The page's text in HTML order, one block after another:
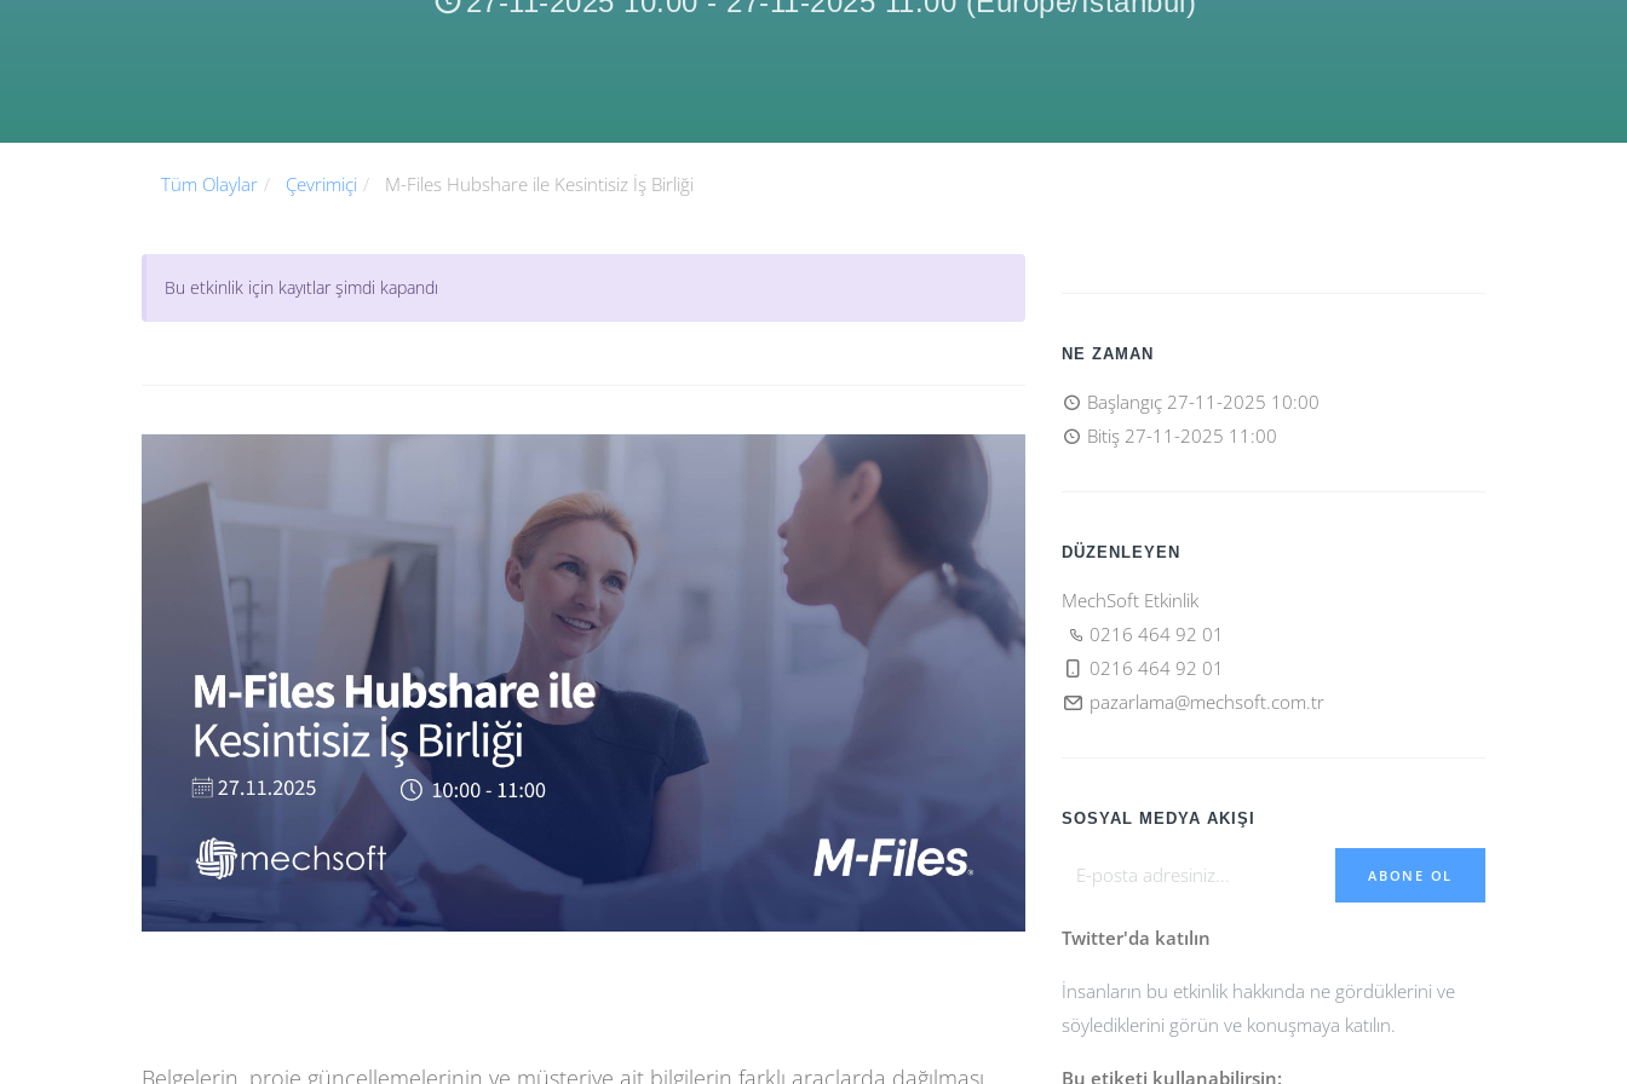
Tüm Olaylar Çevrimiçi M-Files Hubshare ile Kesintisiz İş Birliği
Bu etkinlik için kayıtlar şimdi kapandı
Belgelerin, proje güncellemelerinin ve müşteriye ait bilgilerin farklı araçlarda dağılması
NE ZAMAN
Başlangıç 27-11-2025 10:00
Bitiş 27-11-2025 11:00
DÜZENLEYEN
MechSoft Etkinlik
0216 464 92 01
0216 464 92 01
pazarlama@mechsoft.com.tr
SOSYAL MEDYA AKIŞI
ABONE OL
Twitter'da katılın
İnsanların bu etkinlik hakkında ne gördüklerini ve
söylediklerini görün ve konuşmaya katılın.
Bu etiketi kullanabilirsin: